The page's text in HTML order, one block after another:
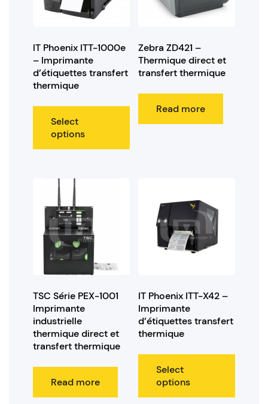
IT Phoenix ITT-1000e
– Imprimante
d’étiquettes transfert
thermique
Select
options
Zebra ZD421 –
Thermique direct et
transfert thermique
Read more
TSC Série PEX-1001
Imprimante
industrielle
thermique direct et
transfert thermique
Read more
IT Phoenix ITT-X42 –
Imprimante
d’étiquettes transfert
thermique
Select
options